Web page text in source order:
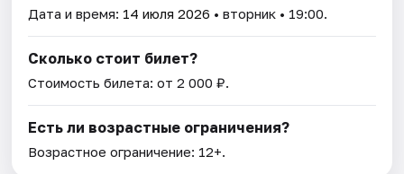
Дата и время: 14 июля 2026 • вторник • 19:00.
Сколько стоит билет?
Стоимость билета: от 2 000 ₽.
Есть ли возрастные ограничения?
Возрастное ограничение: 12+.